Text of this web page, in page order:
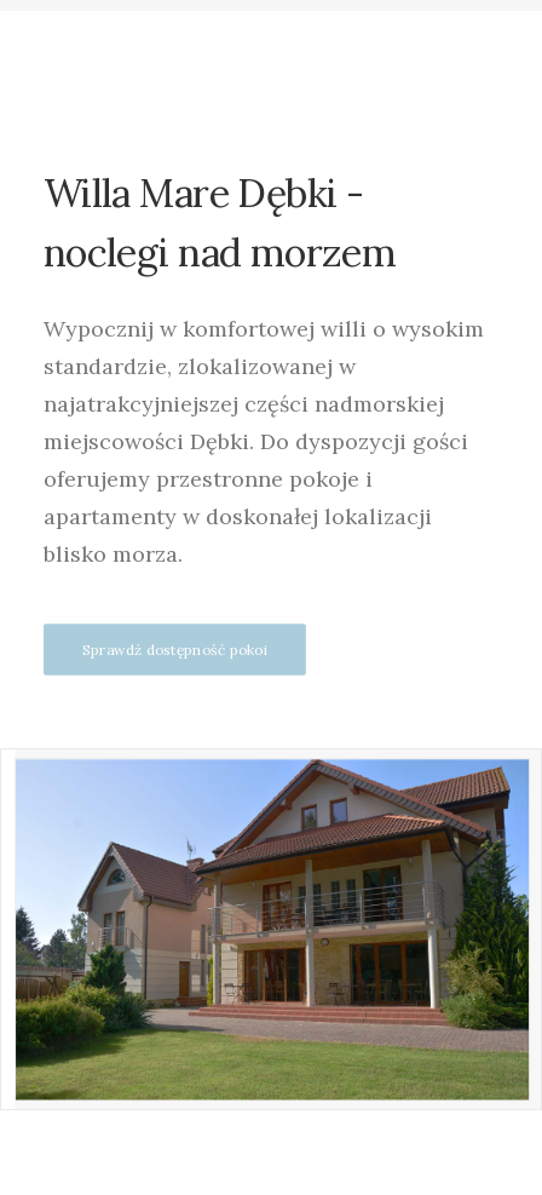
WillaMare Dębki -
noclegi nad morzem
Wypocznij w komfortowej willi o wysokim
standardzie, zlokalizowanej w
najatrakcyjniejszej części nadmorskiej
miejscowości Dębki. Do dyspozycji gości
oferujemy przestronne pokoje i
apartamenty w doskonałej lokalizacji
blisko morza.
Sprawdź dostępność pokoi